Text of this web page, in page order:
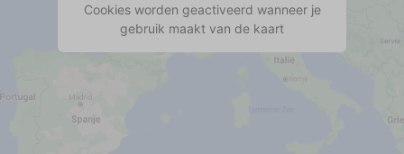
Cookies worden geactiveerd wanneer je
gebruik maakt van de kaart